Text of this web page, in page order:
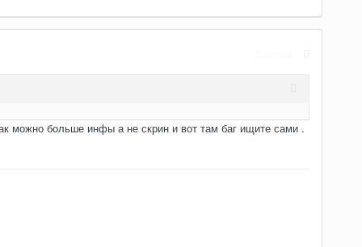
можно больше инфы а не скрин и вот там баг ищите сами .